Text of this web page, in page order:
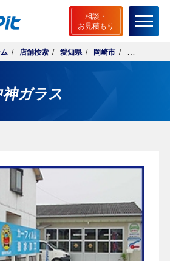
相談・
お見積もり
店舗検索 愛知県 岡崎市 有限会社 中
ガラス